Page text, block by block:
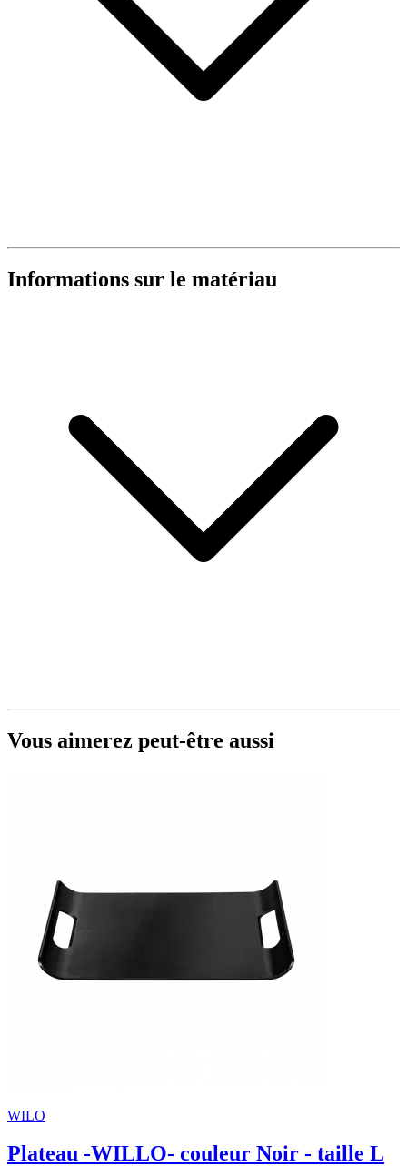
Informations sur le matériau
Vous aimerez peut-être aussi
WILO
Plateau -WILLO- couleur Noir - taille L